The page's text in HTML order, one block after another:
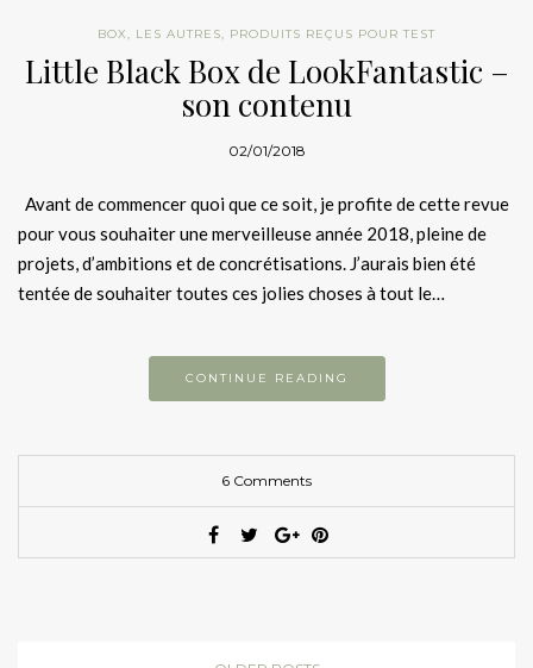
BOX, LES AUTRES, PRODUITS REÇUS POUR TEST
Little Black Box de LookFantastic –
son contenu
02/01/2018
Avant de commencer quoi que ce soit, je profite de cette revue
pour vous souhaiter une merveilleuse année 2018, pleine de
projets, d’ambitions et de concrétisations. J’aurais bien été
tentée de souhaiter toutes ces jolies choses à tout le…
CONTINUE READING
6 Comments